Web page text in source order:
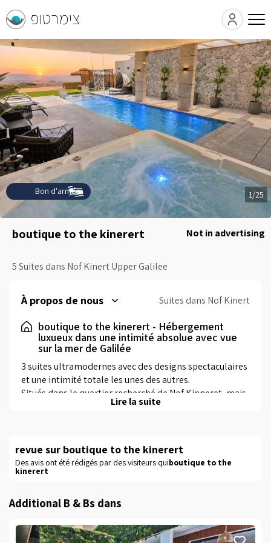
צימרטופ
boutique to the kinerert
5 Suites dans Nof Kinert Upper Galilee
Not in advertising
1/25
Bon d'armée
À propos de nous Suites dans Nof Kinert
boutique to the kinerert - Hébergement
luxueux dans une intimité absolue avec vue
sur la mer de Galilée
3 suites ultramodernes avec des designs spectaculaires
et une intimité totale les unes des autres.
Situés dans le quartier recherché de Nof Kinneret, mais
éloignés et isolés les uns des autres. Entièrement et
cinq étoiles.
L'hébergement dans les suites est adapté pour des
vacances en couple ou en famille, et met sous ses yeux
imaginées et qui sont là pour se réaliser.
précise et correcte.Situé près de Rosh Pina et
surplombant la Haute Galilée et les vues magnifiques,
Lire la suite
revue sur boutique to the kinerert
Des avis ont été rédigés par des visiteurs quiboutique to the
kinerert
Additional B & Bs dans